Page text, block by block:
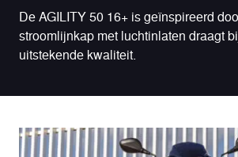
De AGILITY 50 16+ is geïnspireerd
stroomlijnkap met luchtinlaten draagt
uitstekende kwaliteit.